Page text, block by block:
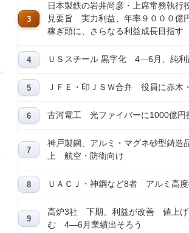
日本製鉄の岩井尚彦・上席常務執行
見要旨 実力利益、年率９０００億
稼ぎ頭に、さらなる利益成長目指す
ＵＳスチール 黒字化 4―6月、純利
ＪＦＥ・印ＪＳＷ合弁 役員に赤木
古河電工 光ファイバーに1000億円
神戸製鋼、アルミ・マグネ砂型鋳
上 航空・防衛向け
ＵＡＣＪ・神鋼など8者 アルミ高
高炉3社 下期、利益が改善 値上げ
む 4―6月業績出そろう